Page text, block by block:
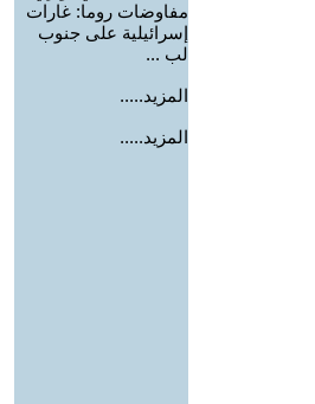
مفاوضات روما: غارات
إسرائيلية على جنوب
لب ...
المزيد.....
المزيد.....